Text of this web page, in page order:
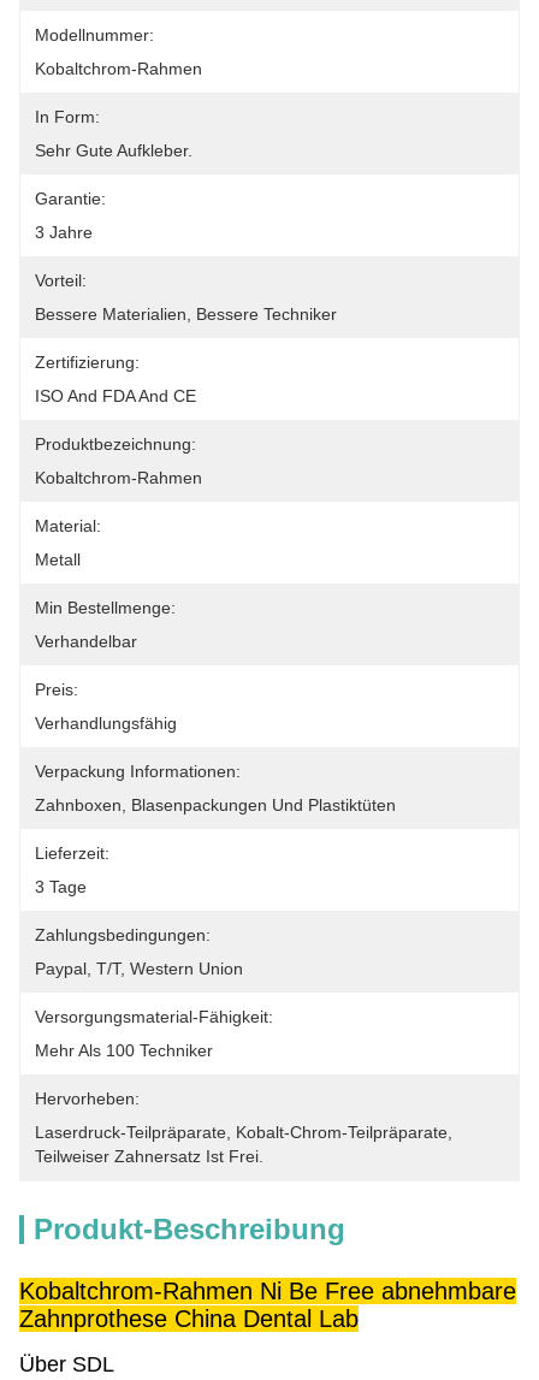
Modellnummer:
Kobaltchrom-Rahmen
In Form:
Sehr Gute Aufkleber.
Garantie:
3 Jahre
Vorteil:
Bessere Materialien, Bessere Techniker
Zertifizierung:
ISO And FDA And CE
Produktbezeichnung:
Kobaltchrom-Rahmen
Material:
Metall
Min Bestellmenge:
Verhandelbar
Preis:
Verhandlungsfähig
Verpackung Informationen:
Zahnboxen, Blasenpackungen Und Plastiktüten
Lieferzeit:
3 Tage
Zahlungsbedingungen:
Paypal, T/T, Western Union
Versorgungsmaterial-Fähigkeit:
Mehr Als 100 Techniker
Hervorheben:
Laserdruck-Teilpräparate Kobalt-Chrom-Teilpräparate
Teilweiser Zahnersatz Ist Frei.
Produkt-Beschreibung
Kobaltchrom-Rahmen Ni Be Free abnehmbare
Zahnprothese China Dental Lab
Über SDL